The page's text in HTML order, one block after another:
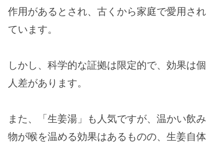
作用があるとされ、古くから家庭で愛用され
ています。
しかし、科学的な証拠は限定的で、効果は個
人差があります。
また、「生姜湯」も人気ですが、温かい飲み
物が喉を温める効果はあるものの、生姜自体